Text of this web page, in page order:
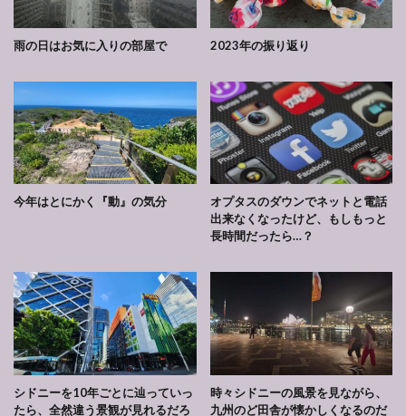
雨の日はお気に入りの部屋で 2023年の振り返り
今年はとにかく『動』の気分
オプタスのダウンでネットと電話
出来なくなったけど、もしもっと
長時間だったら…？
シドニーを10年ごとに辿っていっ
たら、全然違う景観が見れるだろ
時々シドニーの風景を見ながら、
九州のど田舎が懐かしくなるのだ